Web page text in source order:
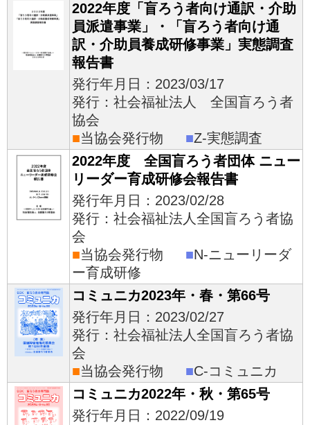
2022年度「盲ろう者向け通訳・介助
員派遣事業」・「盲ろう者向け通
訳・介助員養成研修事業」実態調査
報告書
発行年月日：2023/03/17
発行：社会福祉法人 全国盲ろう者
協会
■当協会発行物 ■Z-実態調査
2022年度 全国盲ろう者団体 ニュー
リーダー育成研修会報告書
発行年月日：2023/02/28
発行：社会福祉法人全国盲ろう者協
会
■当協会発行物 ■N-ニューリーダ
ー育成研修
コミュニカ2023年・春・第66号
発行年月日：2023/02/27
発行：社会福祉法人全国盲ろう者協
会
■当協会発行物 ■C-コミュニカ
コミュニカ2022年・秋・第65号
発行年月日：2022/09/19